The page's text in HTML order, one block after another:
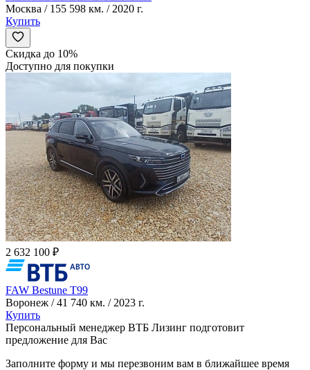
Москва / 155 598 км. / 2020 г.
Купить
Скидка до 10%
Доступно для покупки
2 632 100 ₽
FAW Bestune T99
Воронеж / 41 740 км. / 2023 г.
Купить
Персональный менеджер ВТБ Лизинг подготовит
предложение для Вас
Заполните форму и мы перезвоним вам в ближайшее время